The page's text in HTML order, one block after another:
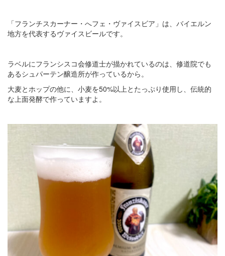
「フランチスカーナー・へフェ・ヴァイスビア」は、バイエルン
地方を代表するヴァイスビールです。
ラベルにフランシスコ会修道士が描かれているのは、修道院でも
あるシュパーテン醸造所が作っているから。
大麦とホップの他に、小麦を50%以上とたっぷり使用し、伝統的
な上面発酵で作っていますよ。